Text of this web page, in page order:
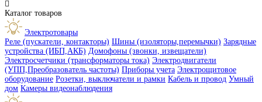

Каталог товаров
Электротовары
Реле (пускатели, контакторы) Шины (изоляторы,перемычки) Зарядные
устройства (ИБП,АКБ) Домофоны (звонки, извещатели)
Электросчетчики (трансформаторы тока) Электродвигатели
(УПП,Преобразователь частоты) Приборы учета Электрощитовое
оборудование Розетки, выключатели и рамки Кабель и провод Умный
дом Камеры видеонаблюдения